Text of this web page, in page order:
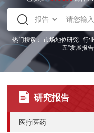
热门搜索： 市场地位研究 行
五”发展报告
研究报告
医疗医药